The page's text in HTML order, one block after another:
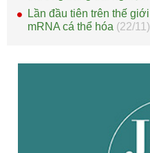
Lần đầu tiên trên thế
mRNA cá thể hóa (22/11)